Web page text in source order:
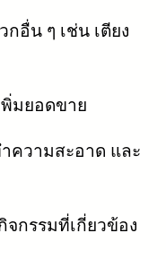
อื่น ๆ เช่น เตียง
มยอดขาย
ความสะอาด และ
กรรมที่เกี่ยวข้อง